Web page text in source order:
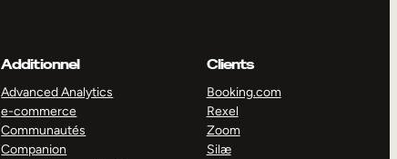
Additionnel
Advanced Analytics
e-commerce
Communautés
Companion
Clients
Booking.com
Rexel
Zoom
Silæ